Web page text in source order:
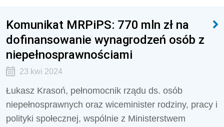
Komunikat MRPiPS: 770 mln zł na
dofinansowanie wynagrodzeń osób z
niepełnosprawnościami
23 kwi 2024
Łukasz Krasoń, pełnomocnik rządu ds. osób
niepełnosprawnych oraz wiceminister rodziny, pracy i
polityki społecznej, wspólnie z Ministerstwem